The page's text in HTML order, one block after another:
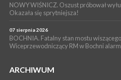
NOWY WIŚNICZ. Oszust próbował
Okazała się sprytniejsza!
07 sierpnia 2026
BOCHNIA. Fatalny stan mostu
Wiceprzewodniczący RM w Bochni
ARCHIWUM